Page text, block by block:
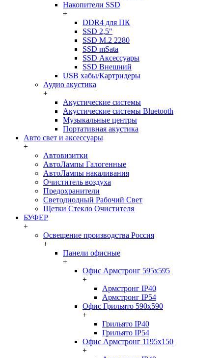
Накопители SSD
+
DDR4 для ПК
SSD 2,5"
SSD M.2 2280
SSD mSata
SSD Аксессуары
SSD Внешний
USB хабы/Картридеры
Аудио акустика
+
Акустические системы
Акустические системы Bluetooth
Музыкальные центры
Портативная акустика
Авто свет и аксессуары
+
Автовизитки
АвтоЛампы Галогенные
АвтоЛампы накаливания
Очиститель воздуха
Предохранители
Светодиодный Рабочий Свет
Щетки Стекло Очистителя
БУФЕР
+
Освещение производства Россия
+
Панели офисные
+
Офис Армстронг 595x595
+
Армстронг IP40
Армстронг IP54
Офис Грильято 590x590
+
Грильято IP40
Грильято IP54
Офис Армстронг 1195x150
+